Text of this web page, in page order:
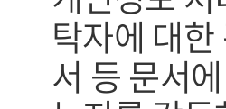
탁자에 대
서 등 문서